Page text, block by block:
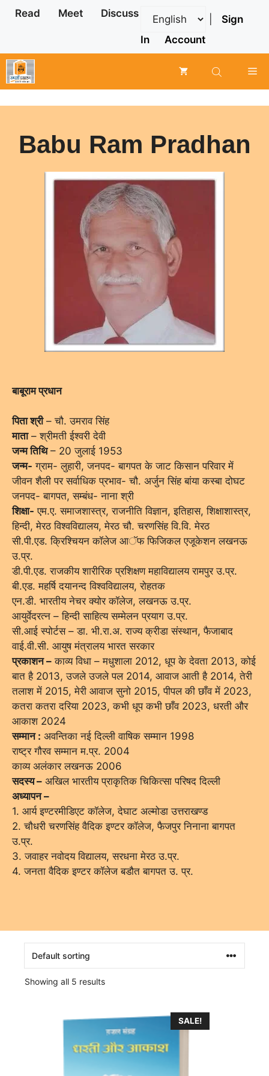
Skip
Read Meet Discuss
Sign
In
Account
Babu Ram Pradhan
बाबूराम प्रधान
पिता श्री– चौ. उमराव सिंह
माता– श्रीमती ईश्वरी देवी
जन्म तिथि– 20 जुलाई 1953
जन्म- ग्राम- लुहारी, जनपद- बागपत के जाट किसान परिवार में
जीवन शैली पर सर्वाधिक प्रभाव- चौ. अर्जुन सिंह बांया कस्बा दोघट
जनपद- बागपत, सम्बंध- नाना श्री
शिक्षा- एम.ए. समाजशास्त्र, राजनीति विज्ञान, इतिहास, शिक्षाशास्त्र,
हिन्दी, मेरठ विश्वविद्यालय, मेरठ चौ. चरणसिंह वि.वि. मेरठ
सी.पी.एड. क्रिश्चियन कॉलेज आॅफ फिजिकल एजूकेशन लखनऊ
उ.प्र.
डी.पी.एड. राजकीय शारीरिक प्रशिक्षण महाविद्यालय रामपुर उ.प्र.
बी.एड. महर्षि दयानन्द विश्वविद्यालय, रोहतक
एन.डी. भारतीय नेचर क्योर कॉलेज, लखनऊ उ.प्र.
आयुर्वेदरत्न – हिन्दी साहित्य सम्मेलन प्रयाग उ.प्र.
सी.आई स्पोर्टस – डा. भी.रा.अ. राज्य क्रीडा संस्थान, फैजाबाद
वाई.वी.सी. आयुष मंत्रालय भारत सरकार
प्रकाशन – काव्य विधा – मधुशाला 2012, धूप के देवता 2013, कोई
बात है 2013, उजले उजले पल 2014, आवाज आती है 2014, तेरी
तलाश में 2015, मेरी आवाज सुनो 2015, पीपल की छाँव में 2023,
कतरा कतरा दरिया 2023, कभी धूप कभी छाँव 2023, धरती और
आकाश 2024
सम्मान : अवन्तिका नई दिल्ली वाषिक सम्मान 1998
राष्ट्र गौरव सम्मान म.प्र. 2004
काव्य अलंकार लखनऊ 2006
सदस्य – अखिल भारतीय प्राकृतिक चिकित्सा परिषद दिल्ली
अध्यापन –
1. आर्य इण्टरमीडिएट कॉलेज, देघाट अल्मोडा उत्तराखण्ड
2. चौधरी चरणसिंह वैदिक इण्टर कॉलेज, फैजपुर निनाना बागपत
उ.प्र.
3. जवाहर नवोदय विद्यालय, सरधना मेरठ उ.प्र.
4. जनता वैदिक इण्टर कॉलेज बडौत बागपत उ. प्र.
Showing all 5 results
SALE!